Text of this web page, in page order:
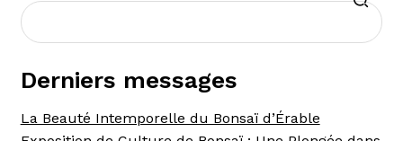
Derniers messages
La Beauté Intemporelle du Bonsaï d’Érable